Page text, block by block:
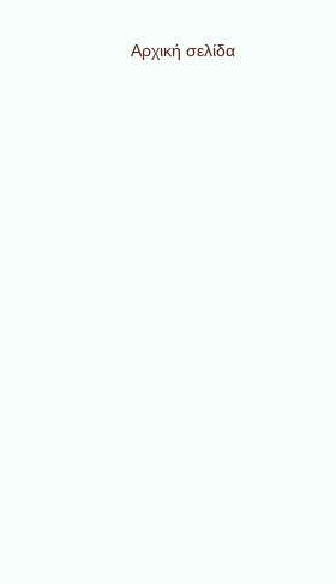
Αρχική σελίδα